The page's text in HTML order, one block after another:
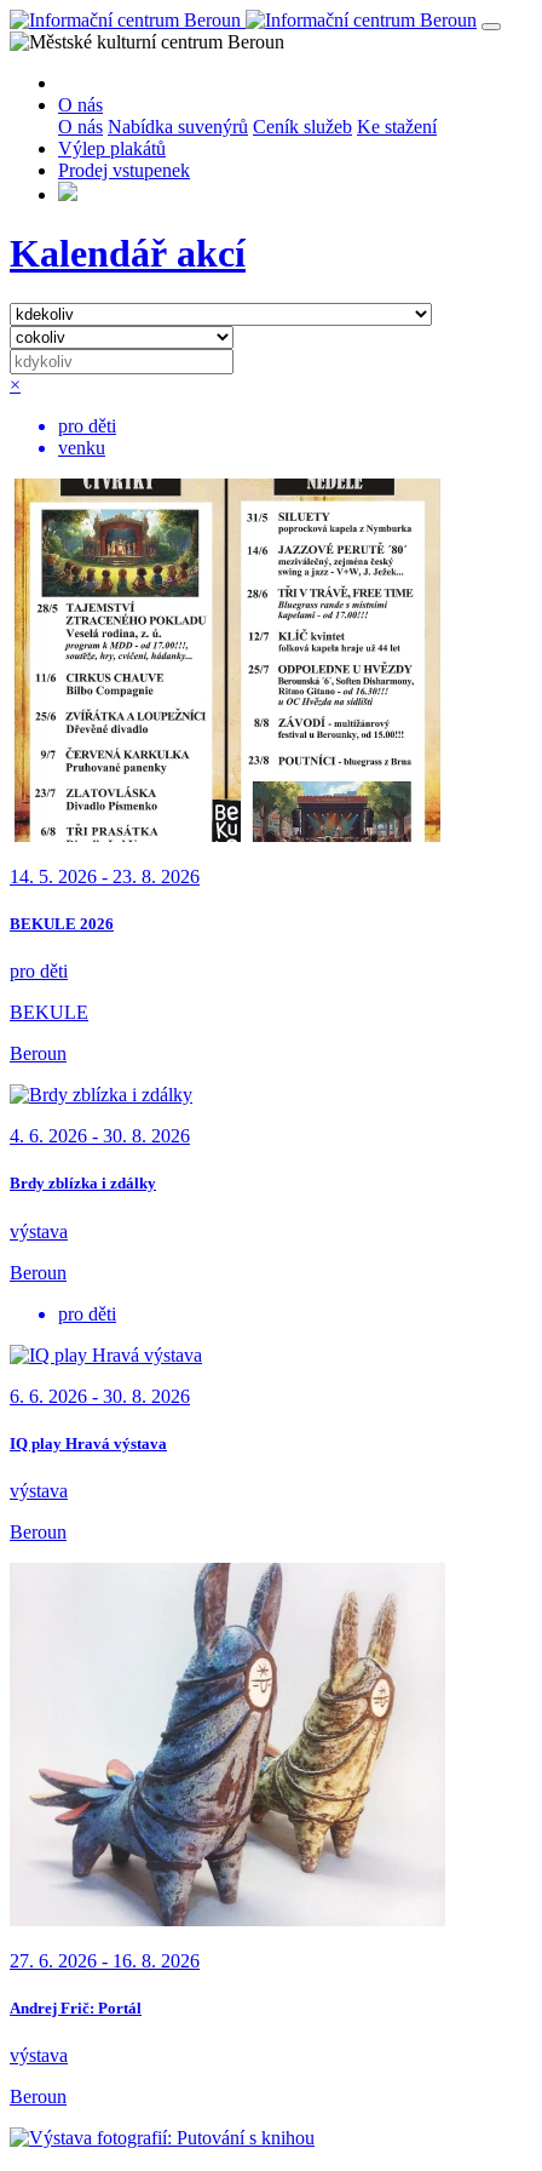
O nás
O nás Nabídka suvenýrů Ceník služeb Ke stažení
Výlep plakátů
Prodej vstupenek
Kalendář akcí
×
pro děti
venku
14. 5. 2026 - 23. 8. 2026
BEKULE 2026
pro děti
BEKULE
Beroun
4. 6. 2026 - 30. 8. 2026
Brdy zblízka i zdálky
výstava
Beroun
pro děti
6. 6. 2026 - 30. 8. 2026
IQ play Hravá výstava
výstava
Beroun
27. 6. 2026 - 16. 8. 2026
Andrej Frič: Portál
výstava
Beroun